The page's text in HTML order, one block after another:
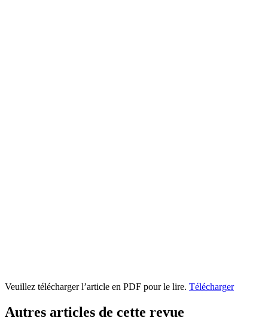
Veuillez télécharger l’article en PDF pour le lire. Télécharger
Autres articles de cette revue